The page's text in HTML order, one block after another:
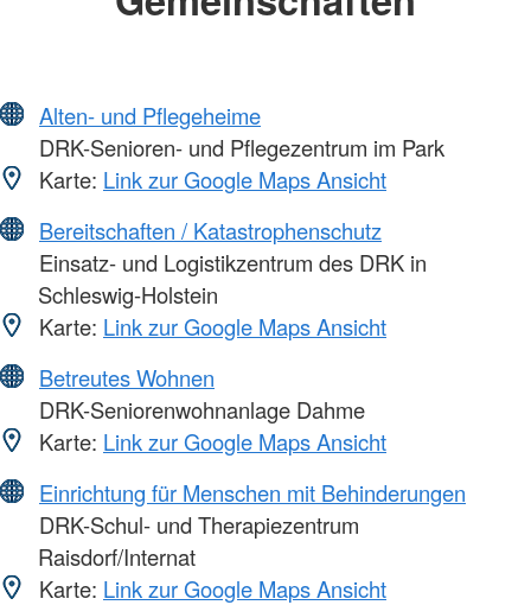
Alten- und Pflegeheime
DRK-Senioren- und Pflegezentrum im Park
Karte: Link zur Google Maps Ansicht
Bereitschaften / Katastrophenschutz
Einsatz- und Logistikzentrum des DRK in
Schleswig-Holstein
Karte: Link zur Google Maps Ansicht
Betreutes Wohnen
DRK-Seniorenwohnanlage Dahme
Karte: Link zur Google Maps Ansicht
Einrichtung für Menschen mit Behinderungen
DRK-Schul- und Therapiezentrum
Raisdorf/Internat
Karte: Link zur Google Maps Ansicht